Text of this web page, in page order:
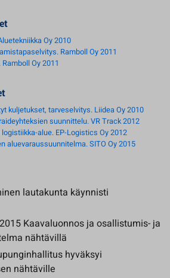
Oy 2010
Ramboll Oy 2011
Oy 2011
kuljetukset, tarveselvitys. Liidea Oy 2010
suunnittelu. VR Track 2012
alue. EP-Logistics Oy 2012
aluevaraussuunnitelma. SITO Oy 2015
lautakunta käynnisti
Kaavaluonnos ja osallistumis- ja
nähtävillä
hyväksyi
nähtäville